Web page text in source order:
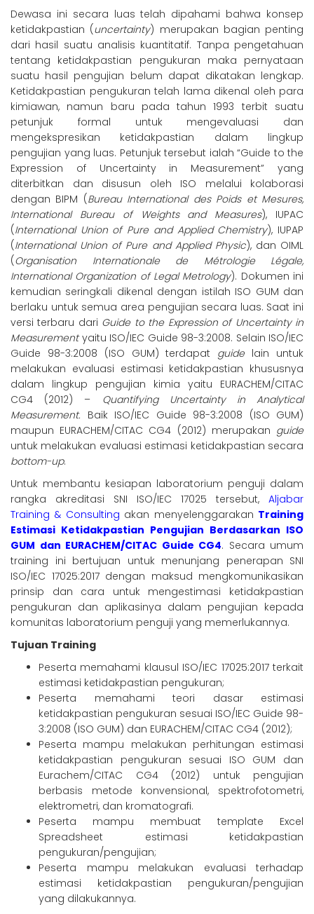
Dewasa ini secara luas telah dipahami bahwa konsep
ketidakpastian (uncertainty) merupakan bagian penting
dari hasil suatu analisis kuantitatif. Tanpa pengetahuan
tentang ketidakpastian pengukuran maka pernyataan
suatu hasil pengujian belum dapat dikatakan lengkap.
Ketidakpastian pengukuran telah lama dikenal oleh para
kimiawan, namun baru pada tahun 1993 terbit suatu
petunjuk formal untuk mengevaluasi dan
mengekspresikan ketidakpastian dalam lingkup
pengujian yang luas. Petunjuk tersebut ialah “Guide to the
Expression of Uncertainty in Measurement” yang
diterbitkan dan disusun oleh ISO melalui kolaborasi
dengan BIPM (Bureau International des Poids et Mesures,
International Bureau of Weights and Measures), IUPAC
(International Union of Pure and Applied Chemistry), IUPAP
(International Union of Pure and Applied Physic), dan OIML
(Organisation Internationale de Métrologie Légale,
International Organization of Legal Metrology). Dokumen ini
kemudian seringkali dikenal dengan istilah ISO GUM dan
berlaku untuk semua area pengujian secara luas. Saat ini
versi terbaru dari Guide to the Expression of Uncertainty in
Measurementyaitu ISO/IEC Guide 98-3:2008. Selain ISO/IEC
Guide 98-3:2008 (ISO GUM) terdapat guidelain untuk
melakukan evaluasi estimasi ketidakpastian khususnya
dalam lingkup pengujian kimia yaitu EURACHEM/CITAC
CG4 (2012) – Quantifying Uncertainty in Analytical
Measurement. Baik ISO/IEC Guide 98-3:2008 (ISO GUM)
maupun EURACHEM/CITAC CG4 (2012) merupakan guide
untuk melakukan evaluasi estimasi ketidakpastian secara
bottom-up.
Untuk membantu kesiapan laboratorium penguji dalam
rangka akreditasi SNI ISO/IEC 17025 tersebut, Aljabar
Training & Consulting akan menyelenggarakan Training
Estimasi Ketidakpastian Pengujian Berdasarkan ISO
GUM dan EURACHEM/CITAC Guide CG4. Secara umum
training ini bertujuan untuk menunjang penerapan SNI
ISO/IEC 17025:2017 dengan maksud mengkomunikasikan
prinsip dan cara untuk mengestimasi ketidakpastian
pengukuran dan aplikasinya dalam pengujian kepada
komunitas laboratorium penguji yang memerlukannya.
Tujuan Training
Peserta memahami klausul ISO/IEC 17025:2017 terkait
estimasi ketidakpastian pengukuran;
Peserta memahami teori dasar estimasi
ketidakpastian pengukuran sesuai ISO/IEC Guide 98-
3:2008 (ISO GUM) dan EURACHEM/CITAC CG4 (2012);
Peserta mampu melakukan perhitungan estimasi
ketidakpastian pengukuran sesuai ISO GUM dan
Eurachem/CITAC CG4 (2012) untuk pengujian
berbasis metode konvensional, spektrofotometri,
elektrometri, dan kromatografi.
Peserta mampu membuat template Excel
Spreadsheet estimasi ketidakpastian
pengukuran/pengujian;
Peserta mampu melakukan evaluasi terhadap
estimasi ketidakpastian pengukuran/pengujian
yang dilakukannya.